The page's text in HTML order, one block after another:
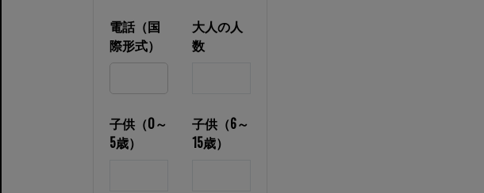
電話（国
際形式）
大人の人
数
子供（0～
5歳）
子供（6～
15歳）